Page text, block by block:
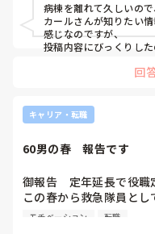
病棟を離れて久しいので
カールさんが知りたい
感じなのですが、
投稿内容にびっくりし
確かに、学生の挨拶ガ
はいましたが、
そんな感じでこれから
と思ってしまいました😓
回
キャリア・転職
60男の春　報告です
御報告　定年延長で役職
この春から救急隊員と
を有する救命士とはい
モチベーション 転職